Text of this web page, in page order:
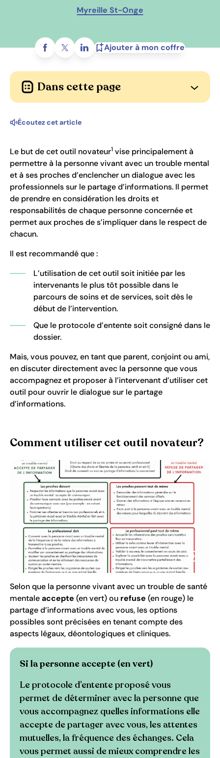
Myreille St-Onge
Partagez sur Ajouter à mon coffre
Dans cette page Ouvrir
Écoutez cet article
Le but de cet outil novateur1 vise principalement à
permettre à la personne vivant avec un trouble mental
et à ses proches d’enclencher un dialogue avec les
professionnels sur le partage d’informations. Il permet
de prendre en considération les droits et
responsabilités de chaque personne concernée et
permet aux proches de s’impliquer dans le respect de
chacun.
Il est recommandé que :
L’utilisation de cet outil soit initiée par les
intervenants le plus tôt possible dans le
parcours de soins et de services, soit dès le
début de l’intervention.
Que le protocole d’entente soit consigné dans le
dossier.
Mais, vous pouvez, en tant que parent, conjoint ou ami,
en discuter directement avec la personne que vous
accompagnez et proposer à l’intervenant d’utiliser cet
outil pour ouvrir le dialogue sur le partage
d’informations.
Comment utiliser cet outil novateur?
Selon que la personne vivant avec un trouble de santé
mentaleaccepte (en vert) ou refuse (en rouge) le
partage d’informations avec vous, les options
possibles sont précisées en tenant compte des
aspects légaux, déontologiques et cliniques.
Si la personne accepte (en vert)
Le protocole d’entente proposé vous
permet de déterminer avec la personne que
vous accompagnez quelles informations elle
accepte de partager avec vous, les attentes
mutuelles, la fréquence des échanges. Cela
vous permet aussi de mieux comprendre les